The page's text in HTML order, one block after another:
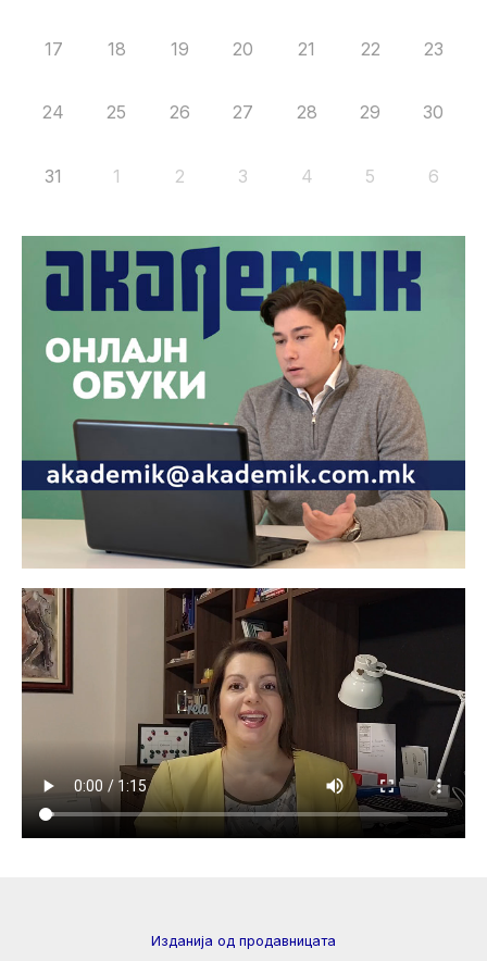
17 18 19 20 21 22 23
24 25 26 27 28 29 30
31 1 2 3 4 5 6
Изданија од продавницата